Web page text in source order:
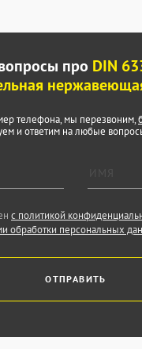
про DIN
телефона, мы перезвоним,
и ответим на любые
с политикой
обработки персональных
ОТПРАВИТЬ